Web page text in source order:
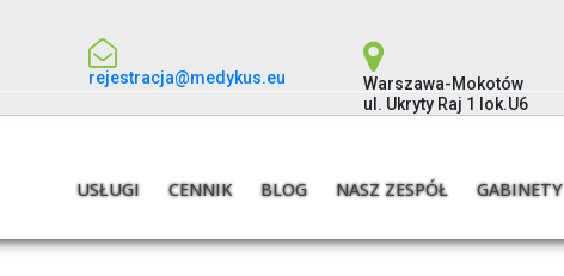
rejestracja@medykus.eu
Warszawa-Mokotów
ul. Ukryty Raj 1 lok.U6
USŁUGI CENNIK BLOG NASZ ZESPÓŁ GABINETY